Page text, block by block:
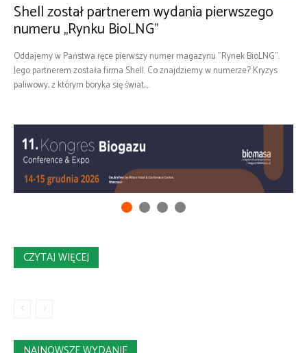
Shell został partnerem wydania pierwszego
numeru „Rynku BioLNG”
Oddajemy w Państwa ręce pierwszy numer magazynu "Rynek BioLNG".
Jego partnerem została firma Shell. Co znajdziemy w numerze? Kryzys
paliwowy, z którym boryka się świat,...
CZYTAJ WIĘCEJ